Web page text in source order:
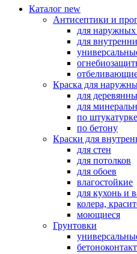
Каталог new
Антисептики и
для наружных
для
Краска для
для
для
по штукатурке
по бетону
Краски для
для стен
для потолков
для обоев
влагостойкие
для кухонь и
колера,
моющиеся
Грунтовки